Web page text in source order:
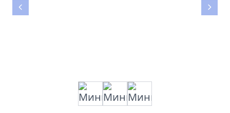
Назад